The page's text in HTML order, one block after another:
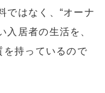
ではなく、“オーナ
入居者の生活を、
を持っているので